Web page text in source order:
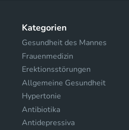
Kategorien
Gesundheit des Mannes
Frauenmedizin
Erektionsstörungen
Allgemeine Gesundheit
Hypertonie
Antibiotika
Antidepressiva